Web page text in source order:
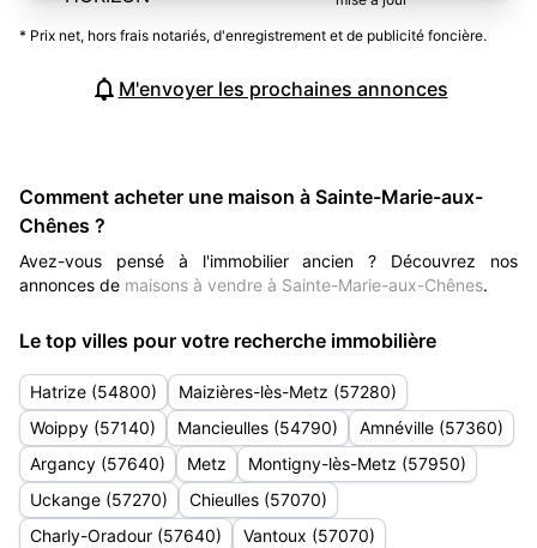
* Prix net, hors frais notariés, d'enregistrement et de publicité foncière.
M'envoyer les prochaines annonces
Comment acheter une maison à Sainte-Marie-aux-
Chênes ?
Avez-vous pensé à l'immobilier ancien ? Découvrez nos
annonces de maisons à vendre à Sainte-Marie-aux-Chênes.
Le top villes pour votre recherche immobilière
Hatrize (54800)
Maizières-lès-Metz (57280)
Woippy (57140)
Mancieulles (54790)
Amnéville (57360)
Argancy (57640)
Metz
Montigny-lès-Metz (57950)
Uckange (57270)
Chieulles (57070)
Charly-Oradour (57640)
Vantoux (57070)